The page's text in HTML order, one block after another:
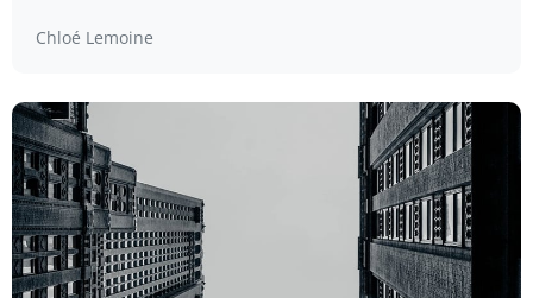
Chloé Lemoine